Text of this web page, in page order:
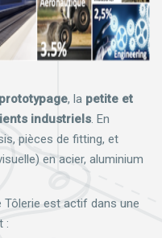
prototypage, la petite et
industriels. En
pièces de fitting, et
en acier, aluminium
est actif dans une
: